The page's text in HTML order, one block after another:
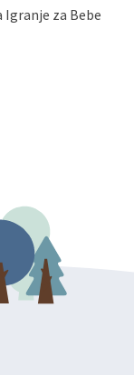
osobnih
poštom na
Igranje za Bebe